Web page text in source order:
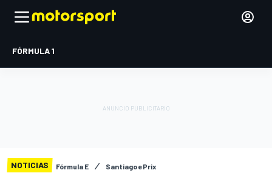
FÓRMULA 1
NOTICIAS Fórmula E Santiago ePrix